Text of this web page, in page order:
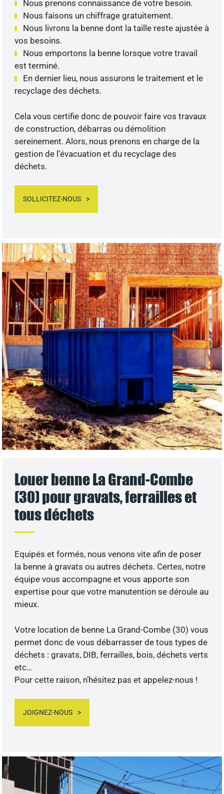
Nous prenons connaissance de votre besoin.
Nous faisons un chiffrage gratuitement.
Nous livrons la benne dont la taille reste ajustée à
vos besoins.
Nous emportons la benne lorsque votre travail
est terminé.
En dernier lieu, nous assurons le traitement et le
recyclage des déchets.
Cela vous certifie donc de pouvoir faire vos travaux
de construction, débarras ou démolition
sereinement. Alors, nous prenons en charge de la
gestion de l’évacuation et du recyclage des
déchets.
SOLLICITEZ-NOUS
Louer benne La Grand-Combe
(30) pour gravats, ferrailles et
tous déchets
Equipés et formés, nous venons vite afin de poser
la benne à gravats ou autres déchets. Certes, notre
équipe vous accompagne et vous apporte son
expertise pour que votre manutention se déroule au
mieux.
Votre location de benne La Grand-Combe (30) vous
permet donc de vous débarrasser de tous types de
déchets : gravats, DIB, ferrailles, bois, déchets verts
etc…
Pour cette raison, n’hésitez pas et appelez-nous !
JOIGNEZ-NOUS